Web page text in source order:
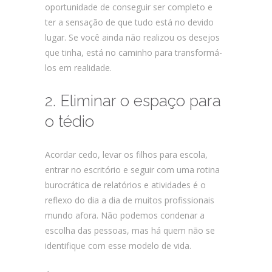
oportunidade de conseguir ser completo e
ter a sensação de que tudo está no devido
lugar. Se você ainda não realizou os desejos
que tinha, está no caminho para transformá-
los em realidade.
2. Eliminar o espaço para
o tédio
Acordar cedo, levar os filhos para escola,
entrar no escritório e seguir com uma rotina
burocrática de relatórios e atividades é o
reflexo do dia a dia de muitos profissionais
mundo afora. Não podemos condenar a
escolha das pessoas, mas há quem não se
identifique com esse modelo de vida.